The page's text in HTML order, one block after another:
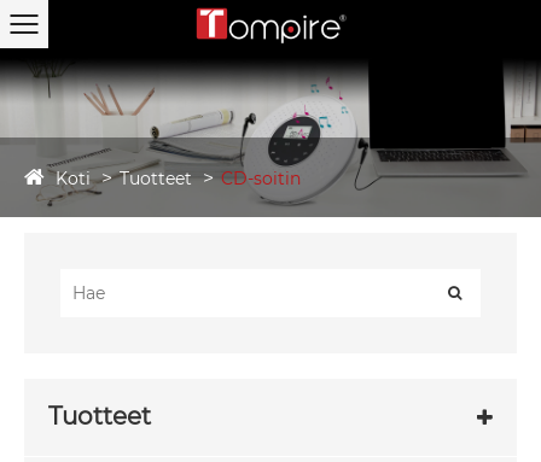
Koti Tuotteet CD-soitin
Tuotteet